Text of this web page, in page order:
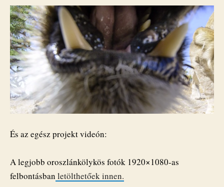
És az egész projekt videón:
A legjobb oroszlánkölykös fotók 1920×1080-as
felbontásban letölthetőek innen.